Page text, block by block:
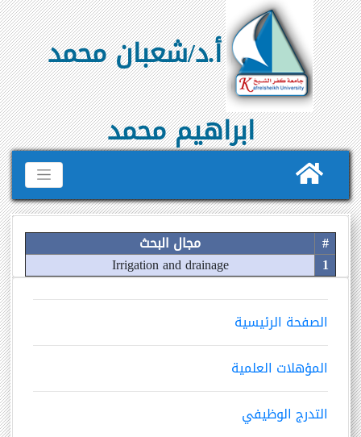
أ.د/شعبان محمد
ابراهيم محمد
الصفحة الرئيسية
المؤهلات العلمية
التدرج الوظيفي
#
مجال البحث
1
Irrigation and drainage